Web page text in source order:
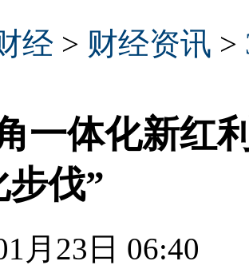
经 > 财经资讯 >
一体化新红
伐”
月23日 06:40